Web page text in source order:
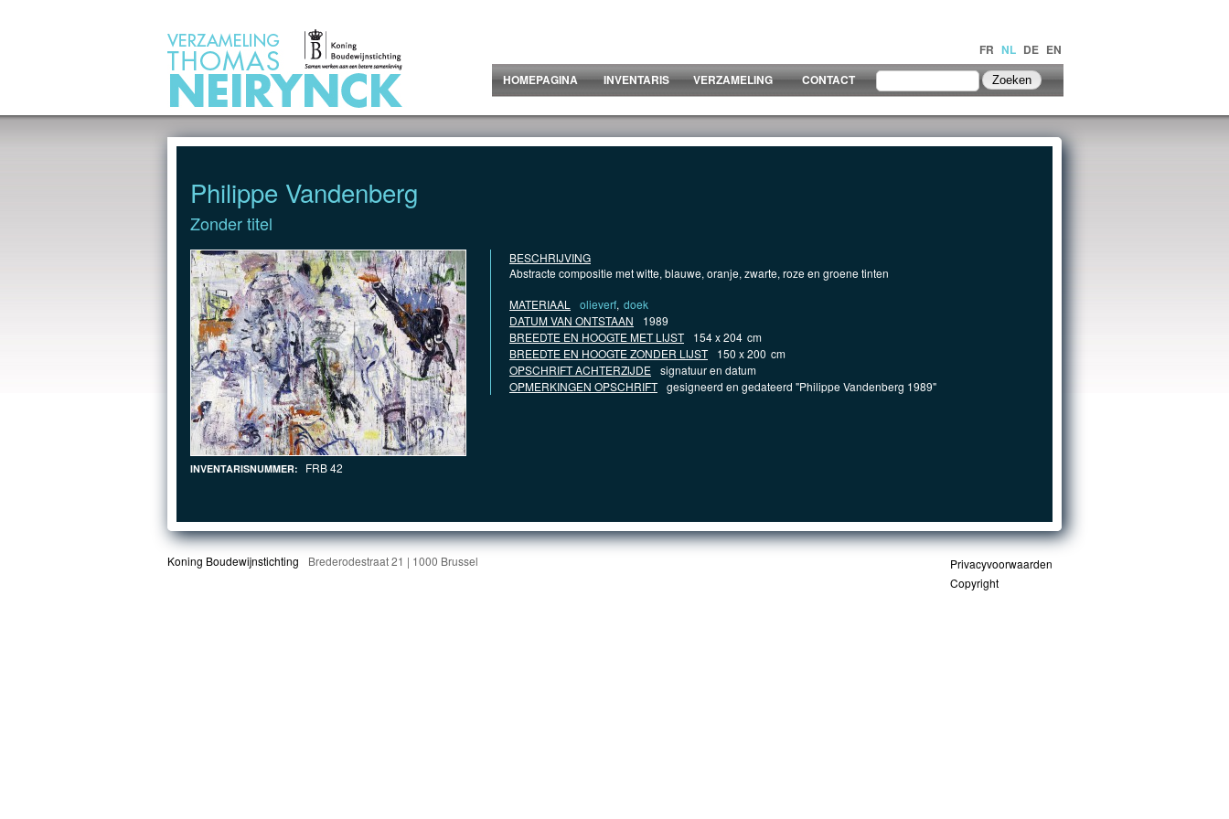
FR NL DE EN
HOMEPAGINA
INVENTARIS VERZAMELING CONTACT
Philippe Vandenberg
Zonder titel
INVENTARISNUMMER: FRB 42
BESCHRIJVING
Abstracte compositie met witte, blauwe, oranje, zwarte, roze en groene tinten
MATERIAAL
olieverf, doek
DATUM VAN ONTSTAAN
1989
BREEDTE EN HOOGTE MET LIJST
154 x 204 cm
BREEDTE EN HOOGTE ZONDER LIJST
150 x 200 cm
OPSCHRIFT ACHTERZIJDE signatuur en datum
OPMERKINGEN OPSCHRIFT gesigneerd en gedateerd "Philippe Vandenberg 1989"
Koning Boudewijnstichting Brederodestraat 21 | 1000 Brussel
Privacyvoorwaarden
Copyright